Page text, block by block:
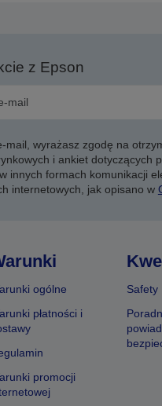
z Epson
mail, wyrażasz zgodę na
i ankiet dotyczących
innych formach komunikacji
internetowych, jak opisano w
ogólne
płatności i
promocji
Safety